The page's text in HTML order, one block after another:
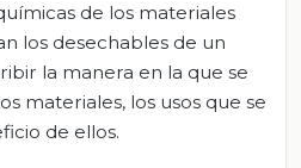
de los materiales
los desechables de un
la manera en la que se
materiales, los usos que se
de ellos.